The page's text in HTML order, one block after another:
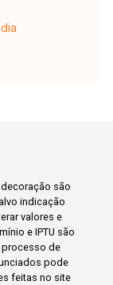
são
indicação
valores e
e IPTU são
processo de
pode
feitas no site